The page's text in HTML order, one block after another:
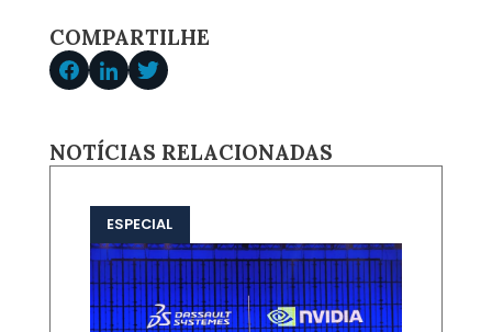
COMPARTILHE
NOTÍCIAS RELACIONADAS
ESPECIAL